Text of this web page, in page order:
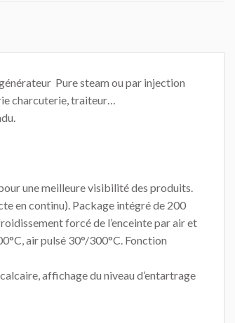
Pure steam ou par injection
charcuterie, traiteur…
une meilleure visibilité des produits.
en continu). Package intégré de 200
forcé de l’enceinte par air et
air pulsé 30°/300°C. Fonction
affichage du niveau d’entartrage